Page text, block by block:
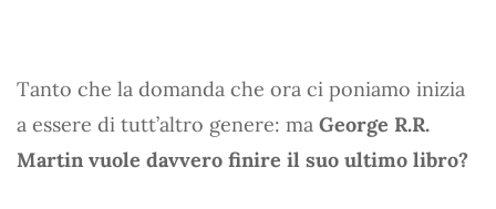
Tanto che la domanda che ora ci poniamo inizia
a essere di tutt’altro genere: ma George R.R.
Martin vuole davvero finire il suo ultimo libro?